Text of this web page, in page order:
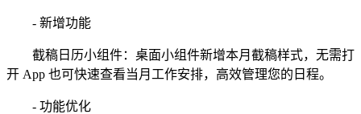
- 新增功能
截稿日历小组件：桌面小组件新增本月截稿样式，无需打
开 App 也可快速查看当月工作安排，高效管理您的日程。
- 功能优化